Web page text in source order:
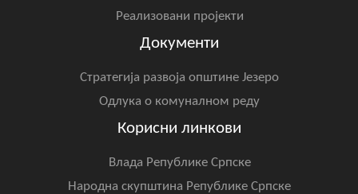
Реализовани пројекти
Документи
Стратегија развоја општине Језеро
Одлука о комуналном реду
Корисни линкови
Влада Републике Српске
Народна скупштина Републике Српске